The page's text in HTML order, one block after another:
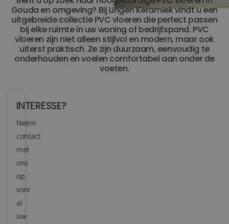
PVC
MEER PRODUCTEN
SHOWROOM BEZOEKEN
Projecten
Inspiratie
Blog
Locaties
Tegelviewer
Gouda en omgeving? Bij Lingen Keramiek vindt u een
uitgebreide collectie PVC vloeren die perfect passen
bij elke ruimte in uw woning of bedrijfspand. PVC
vloeren zijn niet alleen stijlvol en modern, maar ook
uiterst praktisch. Ze zijn duurzaam, eenvoudig te
onderhouden en voelen comfortabel aan onder de
voeten.
INTERESSE?
Neem
contact
met
ons
op
voor
al
uw